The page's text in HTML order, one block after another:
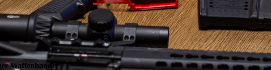
Waffenhandel